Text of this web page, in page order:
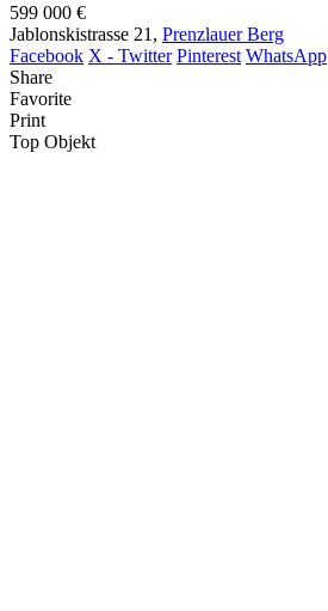
599 000 €
Jablonskistrasse 21, Prenzlauer Berg
Facebook X - Twitter Pinterest WhatsApp
Share
Favorite
Print
Top Objekt